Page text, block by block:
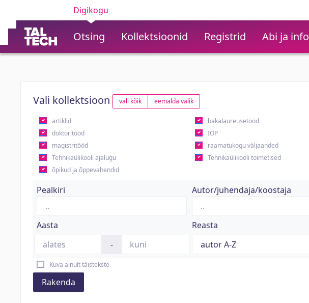
Digikogu
Otsing Kollektsioonid Registrid Abi ja info
Vali kollektsioon vali kõik eemalda valik
artiklid bakalaureusetööd
doktoritööd
IOP
magistritööd
raamatukogu väljaanded
Tehnikaülikooli ajalugu
Tehnikaülikooli toimetised
õpikud ja õppevahendid
Pealkiri Autor/juhendaja/koostaja
Aasta
-
Reasta
Kuva ainult täistekste
Rakenda